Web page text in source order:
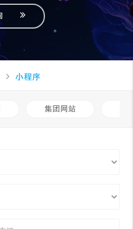
询
小程序
集团网站